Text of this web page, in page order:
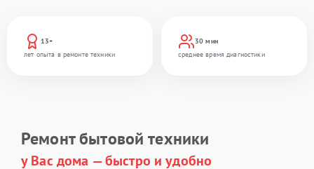
13+
лет опыта в ремонте техники
30 мин
среднее время диагностики
Ремонт бытовой техники
у Вас дома — быстро и удобно